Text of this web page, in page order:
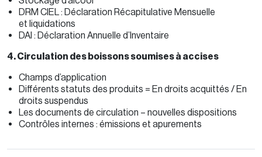
DRM CIEL : Déclaration Récapitulative Mensuelle
et liquidations
DAI : Déclaration Annuelle d’Inventaire
4. Circulation des boissons soumises à accises
Champs d’application
Différents statuts des produits = En droits acquittés / En
droits suspendus
Les documents de circulation – nouvelles dispositions
Contrôles internes : émissions et apurements